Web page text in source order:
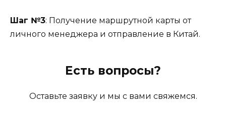
Шаг №3: Получение маршрутной карты от
личного менеджера и отправление в Китай.
Есть вопросы?
Оставьте заявку и мы с вами свяжемся.